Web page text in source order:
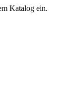
Katalog ein.